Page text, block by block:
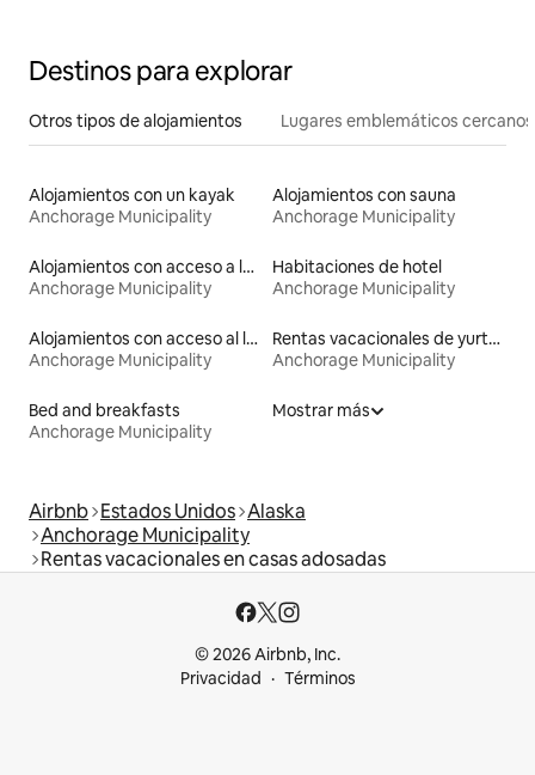
Destinos para explorar
Otros tipos de alojamientos Lugares emblemáticos cercanos
Alojamientos con un kayak
Anchorage Municipality
Alojamientos con sauna
Anchorage Municipality
Alojamientos con acceso a las pistas de esquí
Anchorage Municipality
Habitaciones de hotel
Anchorage Municipality
Alojamientos con acceso al lago
Anchorage Municipality
Rentas vacacionales de yurtas con jacuzzi
Anchorage Municipality
Bed and breakfasts
Anchorage Municipality
Mostrar más
Airbnb Estados Unidos Alaska
Anchorage Municipality
Rentas vacacionales en casas adosadas
© 2026 Airbnb, Inc.
Privacidad
Términos